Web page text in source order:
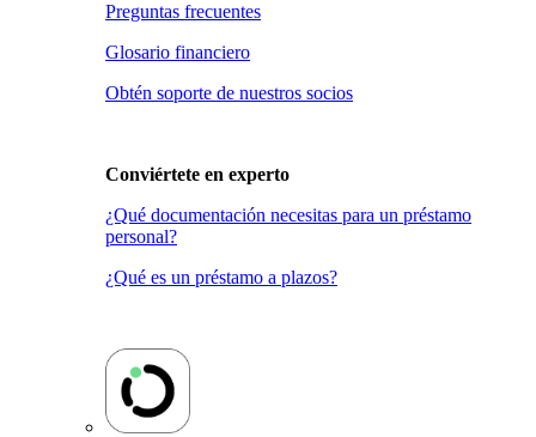
Preguntas frecuentes
Glosario financiero
Obtén soporte de nuestros socios
Conviértete en experto
¿Qué documentación necesitas para un préstamo
personal?
¿Qué es un préstamo a plazos?